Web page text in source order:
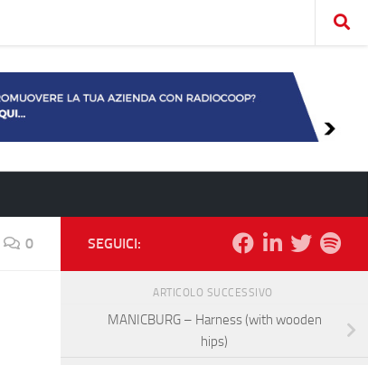
0 SEGUICI:
ARTICOLO SUCCESSIVO
MANICBURG – Harness (with wooden
hips)